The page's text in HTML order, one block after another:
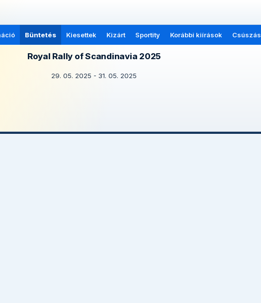
Büntetés Kiesettek Kizárt Sportity Korábbi kiírások Csúszás
Royal Rally of Scandinavia 2025
29. 05. 2025 - 31. 05. 2025